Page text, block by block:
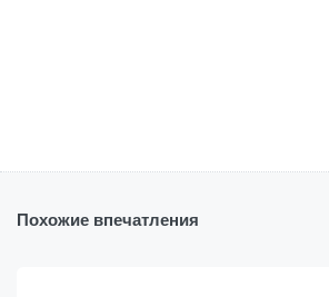
Похожие впечатления
€15.00